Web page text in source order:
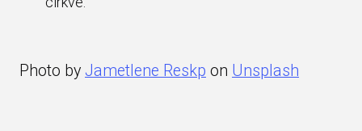
Photo by Jametlene Reskp on Unsplash